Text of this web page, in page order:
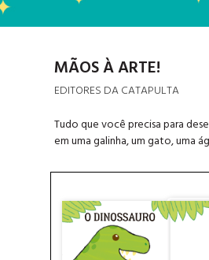
MÃOS À ARTE!
EDITORES DA CATAPULTA
Tudo que você precisa para
em uma galinha, um gato, uma